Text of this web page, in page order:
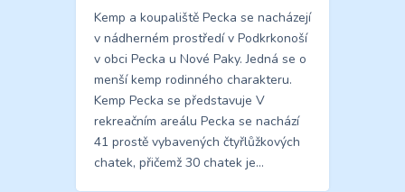
Kemp a koupaliště Pecka se nacházejí
v nádherném prostředí v Podkrkonoší
v obci Pecka u Nové Paky. Jedná se o
menší kemp rodinného charakteru.
Kemp Pecka se představuje V
rekreačním areálu Pecka se nachází
41 prostě vybavených čtyřlůžkových
chatek, přičemž 30 chatek je…